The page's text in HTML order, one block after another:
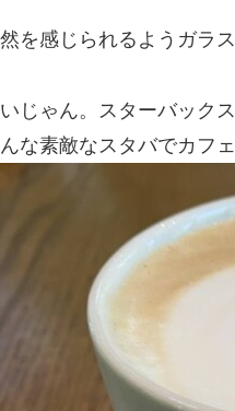
を感じられるようガラ
じゃん。スターバック
な素敵なスタバでカフ